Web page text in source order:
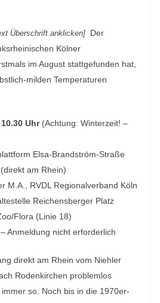
Überschrift anklicken] Der
Kölner
im August stattgefunden hat,
milden Temperaturen
Uhr(Achtung: Winterzeit! –
Elsa-Brandström-Straße
am Rhein)
M.A., RVDL Regionalverband Köln
Reichensberger Platz
Flora (Linie 18)
Anmeldung nicht erforderlich
direkt am Rhein vom Niehler
Rodenkirchen problemlos
so. Noch bis in die 1970er-